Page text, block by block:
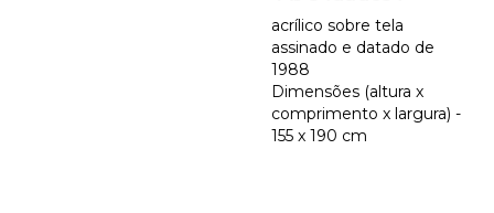
acrílico sobre tela
assinado e datado de
1988
Dimensões (altura x
comprimento x largura) -
155 x 190 cm